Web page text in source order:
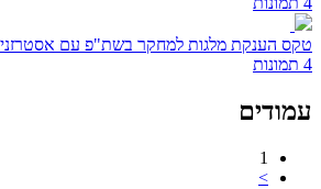
טקס הענקת מלגות למחקר בשת"פ עם
4 תמונות
עמודים
1
>